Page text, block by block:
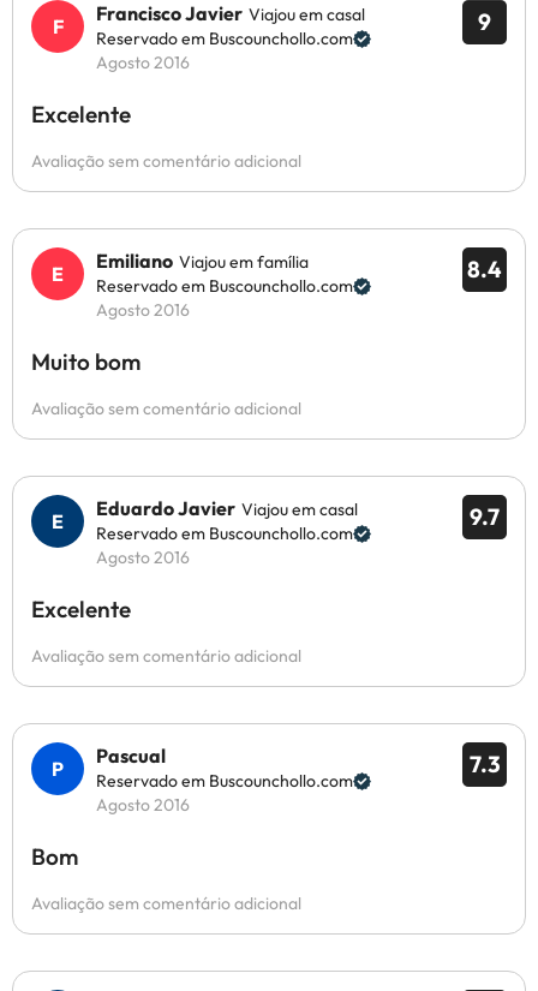
9
Francisco Javier Viajou em casal
Reservado em Buscounchollo.com
Agosto 2016
Excelente
Avaliação sem comentário adicional
8.4
Emiliano Viajou em família
Reservado em Buscounchollo.com
Agosto 2016
Muito bom
Avaliação sem comentário adicional
9.7
Eduardo Javier Viajou em casal
Reservado em Buscounchollo.com
Agosto 2016
Excelente
Avaliação sem comentário adicional
7.3
Pascual
Reservado em Buscounchollo.com
Agosto 2016
Bom
Avaliação sem comentário adicional